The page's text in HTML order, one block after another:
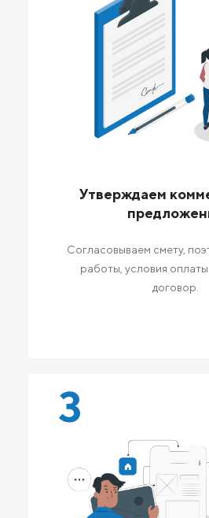
Утверждаем
Согласовываем смету,
работы, условия
договор.
3